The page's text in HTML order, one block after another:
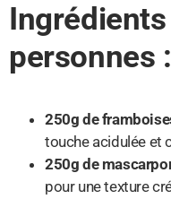
personnes :
250g de
touche acidulée et
250g de
pour une texture